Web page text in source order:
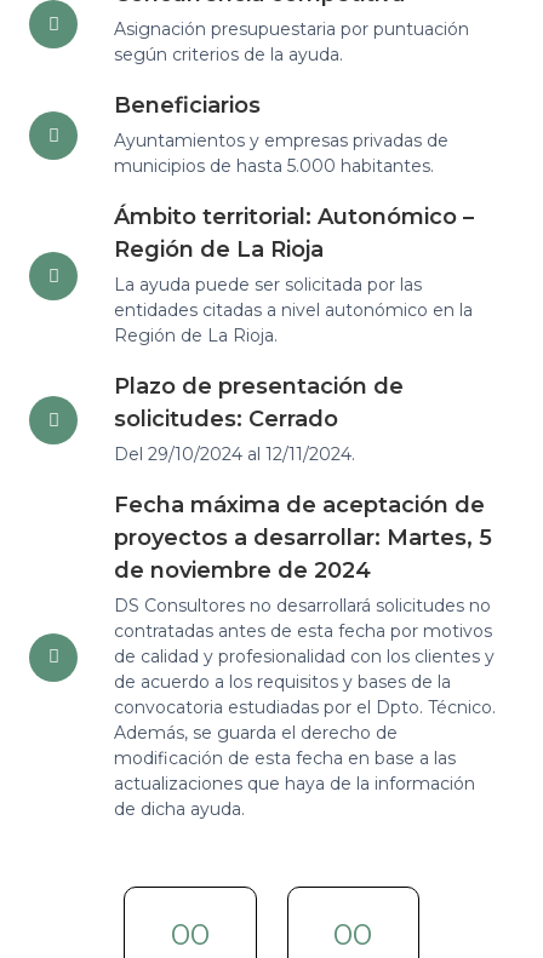
Asignación presupuestaria por puntuación
según criterios de la ayuda.
Beneficiarios
Ayuntamientos y empresas privadas de
municipios de hasta 5.000 habitantes.
Ámbito territorial: Autonómico –
Región de La Rioja
La ayuda puede ser solicitada por las
entidades citadas a nivel autonómico en la
Región de La Rioja.
Plazo de presentación de
solicitudes: Cerrado
Del 29/10/2024 al 12/11/2024.
Fecha máxima de aceptación de
proyectos a desarrollar: Martes, 5
de noviembre de 2024
DS Consultores no desarrollará solicitudes no
contratadas antes de esta fecha por motivos
de calidad y profesionalidad con los clientes y
de acuerdo a los requisitos y bases de la
convocatoria estudiadas por el Dpto. Técnico.
Además, se guarda el derecho de
modificación de esta fecha en base a las
actualizaciones que haya de la información
de dicha ayuda.
00 00